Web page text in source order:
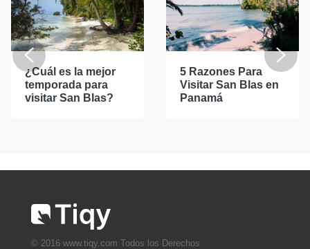
¿Cuál es la mejor
temporada para
visitar San Blas?
5 Razones Para
Visitar San Blas en
Panamá
© 2016 www.tiqy.com Todos los Derechos